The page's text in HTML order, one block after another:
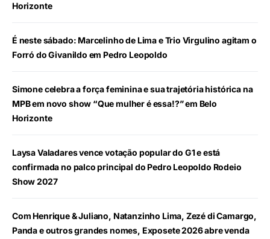
Horizonte
É neste sábado: Marcelinho de Lima e Trio Virgulino agitam o
Forró do Givanildo em Pedro Leopoldo
Simone celebra a força feminina e sua trajetória histórica na
MPB em novo show “Que mulher é essa!?” em Belo
Horizonte
Laysa Valadares vence votação popular do G1 e está
confirmada no palco principal do Pedro Leopoldo Rodeio
Show 2027
Com Henrique & Juliano, Natanzinho Lima, Zezé di Camargo,
Panda e outros grandes nomes, Exposete 2026 abre venda